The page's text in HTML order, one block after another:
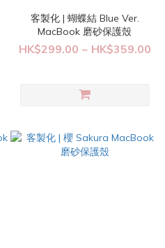
客製化 | 蝴蝶結 Blue Ver.
MacBook 磨砂保護殼
HK$299.00 ~ HK$359.00